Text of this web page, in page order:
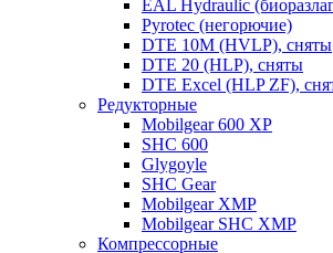
EAL Hydraulic
Pyrotec (негорючие)
DTE 10M (HVLP), сняты
DTE 20 (HLP), сняты
DTE Excel (HLP ZF),
Редукторные
Mobilgear 600 XP
SHC 600
Glygoyle
SHC Gear
Mobilgear XMP
Mobilgear SHC XMP
Компрессорные